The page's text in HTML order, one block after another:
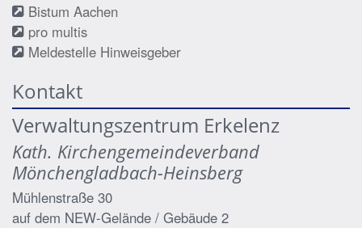
Bistum Aachen
pro multis
Meldestelle Hinweisgeber
Kontakt
Verwaltungszentrum Erkelenz
Kath. Kirchengemeindeverband
Mönchengladbach-Heinsberg
Mühlenstraße 30
auf dem NEW-Gelände / Gebäude 2